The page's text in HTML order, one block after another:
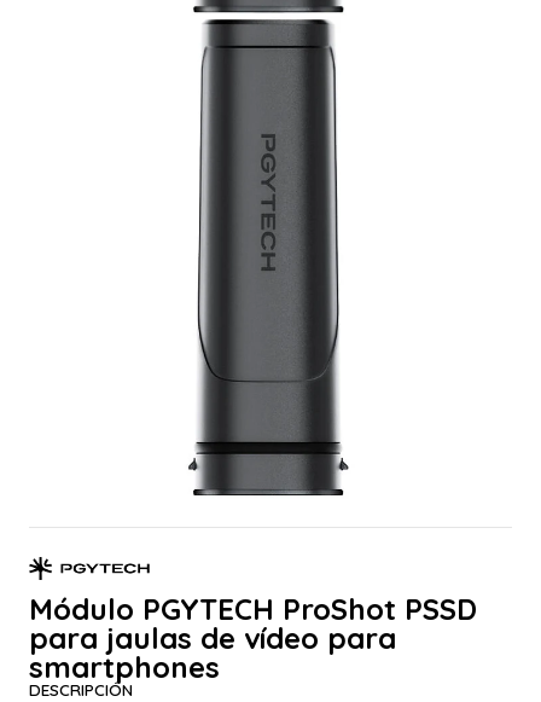
Módulo PGYTECH ProShot PSSD
para jaulas de vídeo para
smartphones
DESCRIPCIÓN